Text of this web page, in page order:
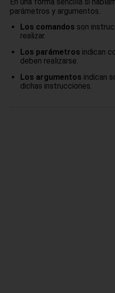
parámetros y argumentos.
Los comandos son
realizar.
Los parámetros indican
deben realizarse.
Los argumentos indican
dichas instrucciones.